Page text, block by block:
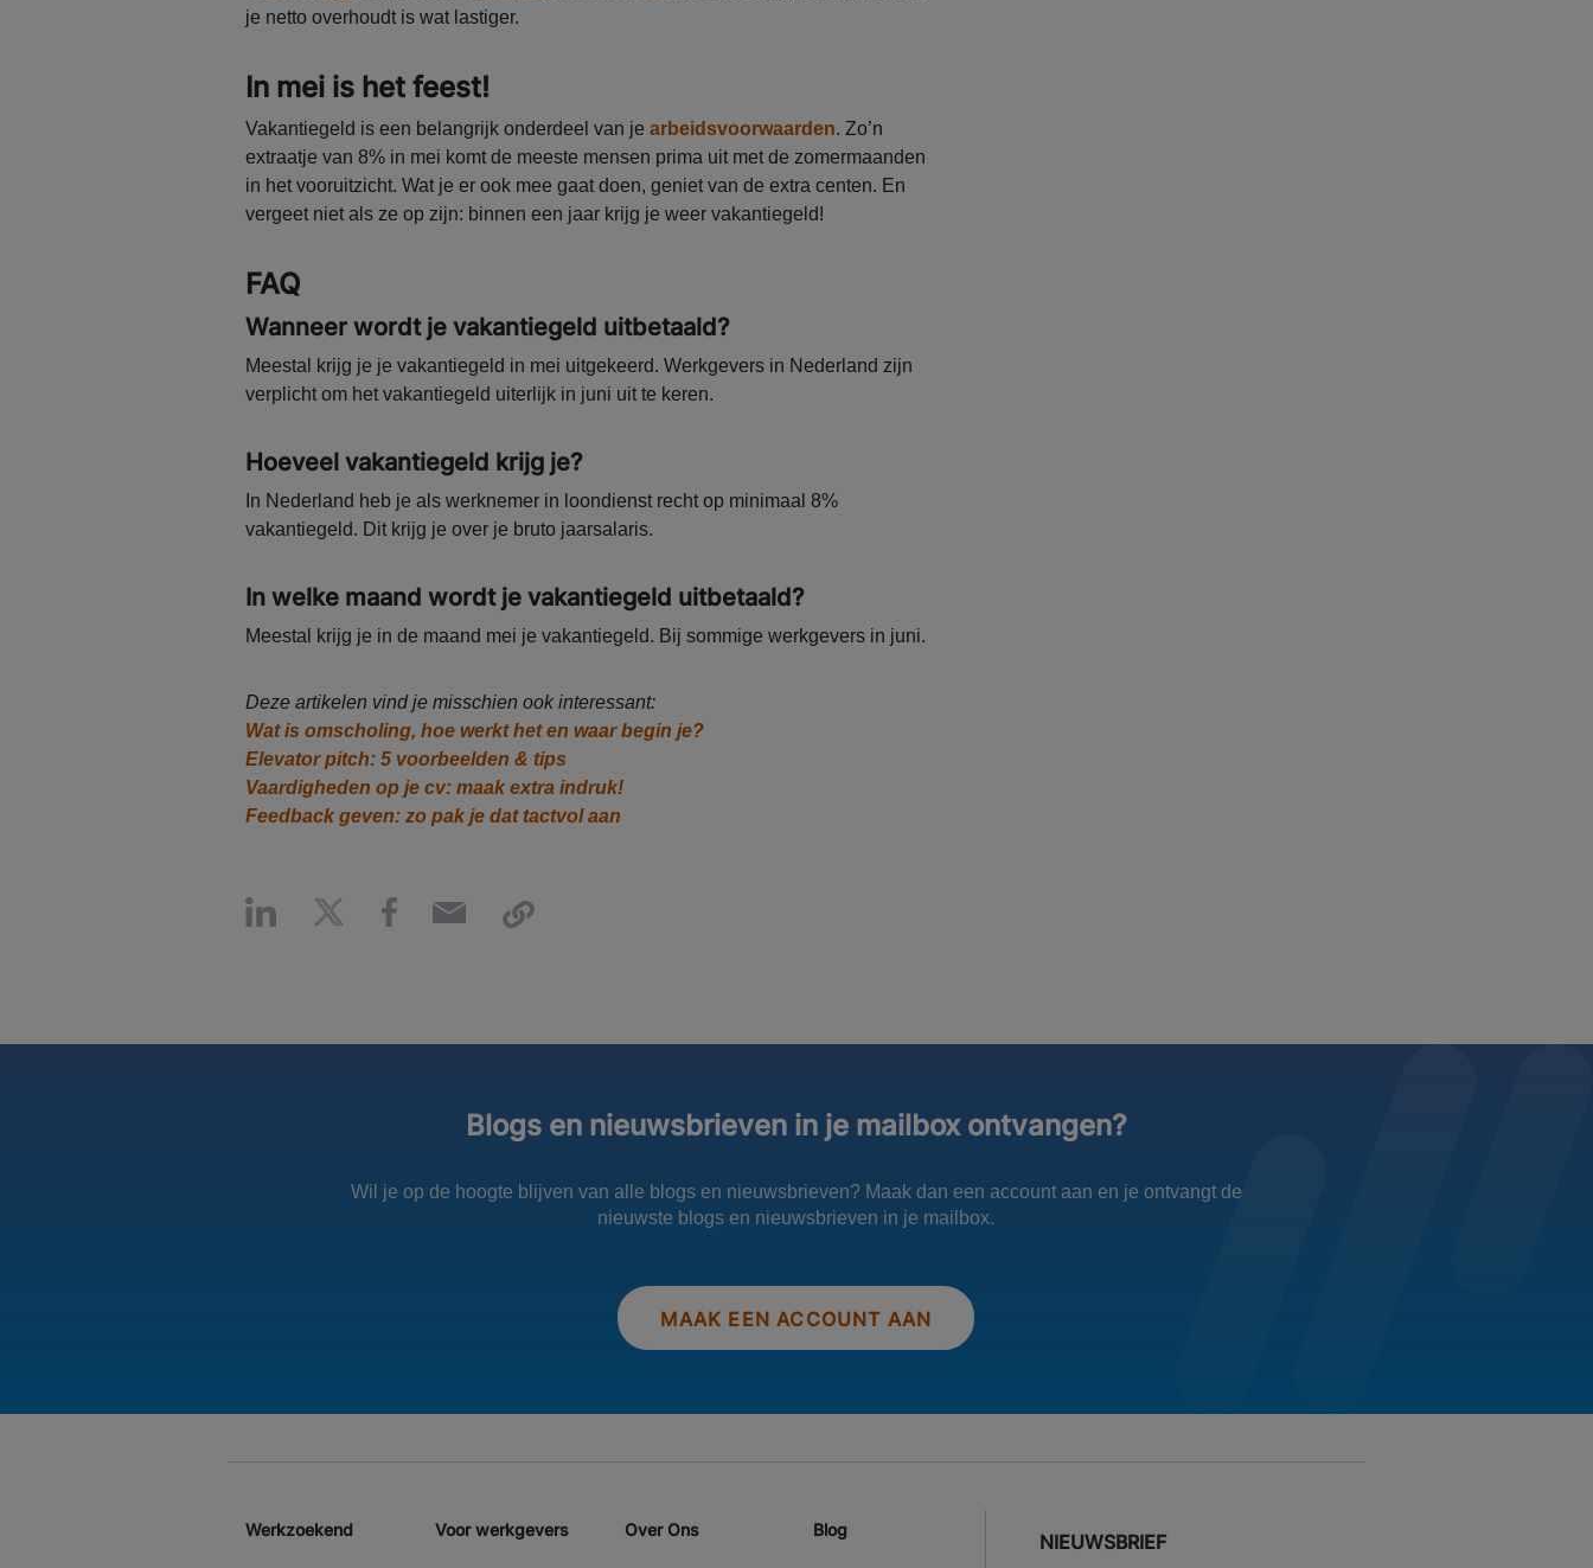
je netto overhoudt is wat lastiger.
In mei is het feest!
Vakantiegeld is een belangrijk onderdeel van je arbeidsvoorwaarden. Zo’n
extraatje van 8% in mei komt de meeste mensen prima uit met de zomermaanden
in het vooruitzicht. Wat je er ook mee gaat doen, geniet van de extra centen. En
vergeet niet als ze op zijn: binnen een jaar krijg je weer vakantiegeld!
FAQ
Wanneer wordt je vakantiegeld uitbetaald?
Meestal krijg je je vakantiegeld in mei uitgekeerd. Werkgevers in Nederland zijn
verplicht om het vakantiegeld uiterlijk in juni uit te keren.
Hoeveel vakantiegeld krijg je?
In Nederland heb je als werknemer in loondienst recht op minimaal 8%
vakantiegeld. Dit krijg je over je bruto jaarsalaris.
In welke maand wordt je vakantiegeld uitbetaald?
Meestal krijg je in de maand mei je vakantiegeld. Bij sommige werkgevers in juni.
Deze artikelen vind je misschien ook interessant:
Wat is omscholing, hoe werkt het en waar begin je?
Elevator pitch: 5 voorbeelden & tips
Vaardigheden op je cv: maak extra indruk!
Feedback geven: zo pak je dat tactvol aan
Blogs en nieuwsbrieven in je mailbox ontvangen?
Wil je op de hoogte blijven van alle blogs en nieuwsbrieven? Maak dan een account aan en je ontvangt de
nieuwste blogs en nieuwsbrieven in je mailbox.
MAAK EEN ACCOUNT AAN
Werkzoekend Voor werkgevers Over Ons Blog
NIEUWSBRIEF